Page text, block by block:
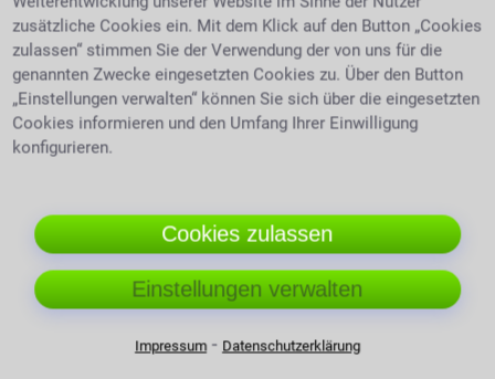
Entlastung der GerichteZulässigkeitsvoraussetzung
einer Klage ist das berechtigte rechtsschutzwürdige
Interesse einer Person Rechtsschutz zu erhalten.
Fehlt es, weil eine Einigung einfacher, schneller oder
billiger erziehlt werden könnte, so kann eine Klage
abgewiesen werden.
üblichten Gebiete für die sie genutzt
werden
Versicherungsexperten
Verbraucherzentralen
zusätzliche Cookies ein. Mit dem Klick auf den Button „Cookies
zulassen“ stimmen Sie der Verwendung der von uns für die
genannten Zwecke eingesetzten Cookies zu. Über den Button
„Einstellungen verwalten“ können Sie sich über die eingesetzten
Cookies informieren und den Umfang Ihrer Einwilligung
konfigurieren.
Cookies zulassen
Einstellungen verwalten
Impressum⁃ Datenschutzerklärung